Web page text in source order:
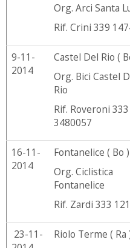
Org. Arci Santa
Rif. Crini 339
9-11-
2014
Castel Del Rio (
Org. Bici Castel
Rio
Rif. Roveroni 333
3480057
16-11-
2014
Fontanelice ( Bo )
Org. Ciclistica
Fontanelice
Rif. Zardi 333
23-11-
Riolo Terme ( Ra